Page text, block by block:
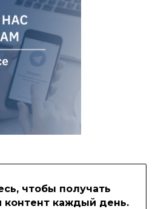
чтобы получать
контент каждый день.